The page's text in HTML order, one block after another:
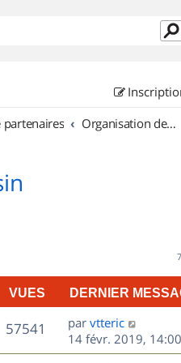
partenaires Organisation de sorties en région Limousin
VUES DERNIER
57541
u
D
e
r
par vtteric
14 févr. 2019, 14:00